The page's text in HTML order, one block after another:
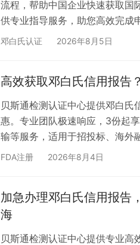
流程，帮助中国企业快速获取国
供专业指导服务，助您高效完成
由国际权威机构颁发的9位数字
驻门槛：Amazon、Walmart等
邓白氏认证 2026年8月5日
高效获取邓白氏信用报告
贝斯通检测认证中心提供邓白
惠。专业团队极速响应，3份起
输等服务，适用于招投标、海外
估建议书。 在全球化商业竞争中
取商业信用背书！ 为什么选择
处理…
FDA注册 2026年8月4日
加急办理邓白氏信用报告
海
贝斯通检测认证中心提供专业